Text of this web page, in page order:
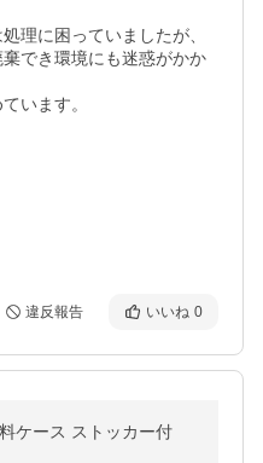
理に困っていましたが、
でき環境にも迷惑がかか
います。
違反報告 いいね 0
ケース ストッカー付